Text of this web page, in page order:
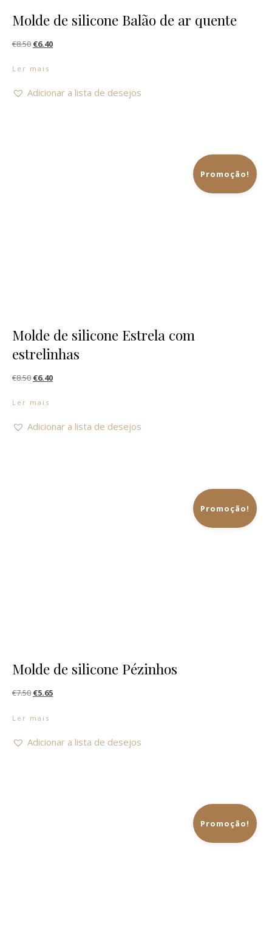
Molde de silicone Balão de ar quente
€8.50 O preço original era: €8.50.
€6.40O preço atual é: €6.40.
Ler mais
Adicionar a lista de desejos
Promoção!
Molde de silicone Estrela com
estrelinhas
€8.50 O preço original era: €8.50.
€6.40O preço atual é: €6.40.
Ler mais
Adicionar a lista de desejos
Promoção!
Molde de silicone Pézinhos
€7.50 O preço original era: €7.50.
€5.65O preço atual é: €5.65.
Ler mais
Adicionar a lista de desejos
Promoção!